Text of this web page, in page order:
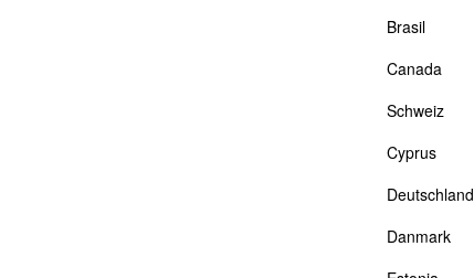
Brasil
Canada
Schweiz
Cyprus
Deutschland
Danmark